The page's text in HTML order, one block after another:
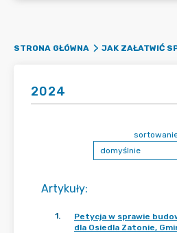
STRONA GŁÓWNA JAK ZAŁATWIĆ
2024
Artykuły:
1.
Petycja w sprawie
dla Osiedla Zatonie,